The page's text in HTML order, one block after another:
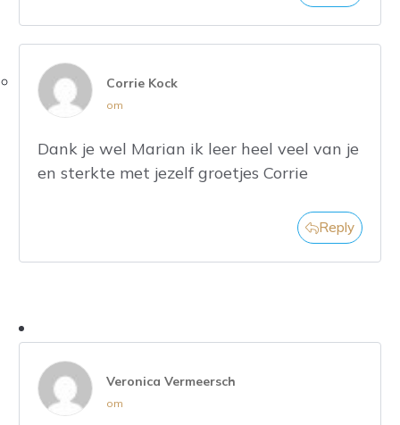
Corrie Kock
om
Dank je wel Marian ik leer heel veel van je
en sterkte met jezelf groetjes Corrie
Reply
Veronica Vermeersch
om